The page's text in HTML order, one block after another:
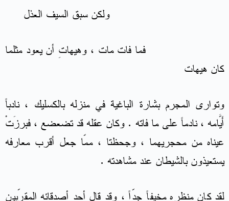
ولكن سبق السيف العذل
فما فات مات ، وهيهاتِ أن يعود مثلما
كان هيهات
وتوارى المجرم بشارة الباغية في منزله بالكسليك ، نادباً
أَيَّامه ، نادماً على ما فاته . وكان عقله قد تضعضع ، فبرزَتْ
عيناه من محجريهما ، وجحظتا ، ممّا جعل أقرب معارفه
يستعيذون بالشيطان عند مشاهدته .
لقد كان منظره مخيفاً جدّاً ، وقد قال أحد أصدقائه المقرّبين